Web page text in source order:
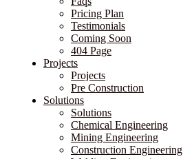
Pricing Plan
Testimonials
Coming Soon
404 Page
Projects
Projects
Pre Construction
Solutions
Solutions
Chemical Engineering
Mining Engineering
Construction Engineering